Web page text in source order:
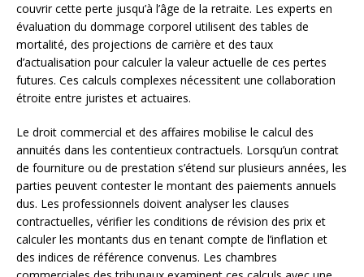
couvrir cette perte jusqu’à l’âge de la retraite. Les experts en
évaluation du dommage corporel utilisent des tables de
mortalité, des projections de carrière et des taux
d’actualisation pour calculer la valeur actuelle de ces pertes
futures. Ces calculs complexes nécessitent une collaboration
étroite entre juristes et actuaires.
Le droit commercial et des affaires mobilise le calcul des
annuités dans les contentieux contractuels. Lorsqu’un contrat
de fourniture ou de prestation s’étend sur plusieurs années, les
parties peuvent contester le montant des paiements annuels
dus. Les professionnels doivent analyser les clauses
contractuelles, vérifier les conditions de révision des prix et
calculer les montants dus en tenant compte de l’inflation et
des indices de référence convenus. Les chambres